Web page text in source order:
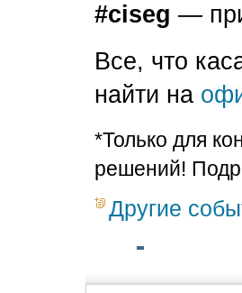
#ciseg —
Все, что
найти на
*Только для
решений!
Другие